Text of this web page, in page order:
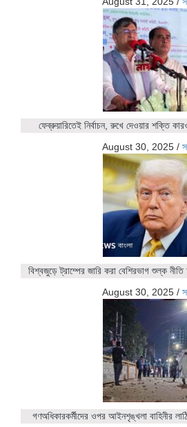
ফেব্রুয়ারিতেই নির্বাচন, রুখে দেওয়ার শক্তি
August 30, 2025 /
বিশ্বজুড়ে ট্রাম্পের জারি করা বেশিরভাগ শুল্ক
August 30, 2025 /
গণঅধিকারকর্মীদের ওপর আইনশৃঙ্খলা বাহিনীর